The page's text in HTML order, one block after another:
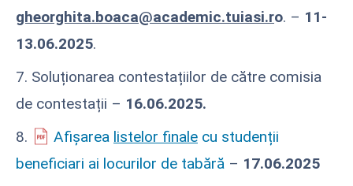
gheorghita.boaca@academic.tuiasi.ro. – 11-
13.06.2025.
7. Soluționarea contestațiilor de către comisia
de contestații – 16.06.2025.
8.
Afișarea listelor finale cu studenții
beneficiari ai locurilor de tabără – 17.06.2025